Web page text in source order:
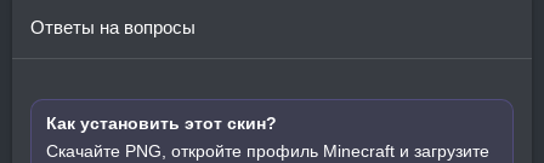
Ответы на вопросы
Как установить этот скин?
Скачайте PNG, откройте профиль Minecraft и загрузите